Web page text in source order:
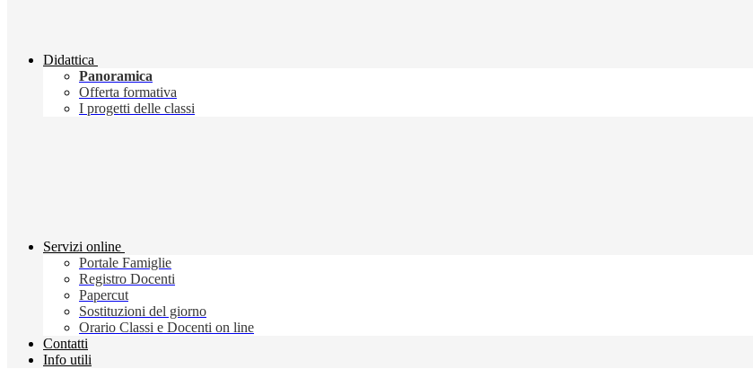
Didattica
Panoramica
Offerta formativa
I progetti delle classi
Servizi online
Portale Famiglie
Registro Docenti
Papercut
Sostituzioni del giorno
Orario Classi e Docenti on line
Contatti
Info utili